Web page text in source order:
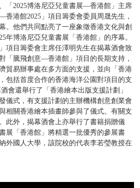
「2025博洛尼亞兒童書展—香港館」主席
港館2025」項目籌委會委員周晟先生，
。他們共同點亮了一座象徵香港文化與創
年博洛尼亞兒童書展「香港館」的序幕。
項目籌委會主席任澤明先生在揭幕酒會致
「騰飛創意—香港館」項目的長期支持，
貿易辦事處在多方面的支援，並向「香港
包括首度合作的香港海洋公園對項目的支
會還舉行了「香港繪本出版支援計劃」
儀式，有支援計劃的主辦機構創意創業會
相關香港繪本插畫師參與了儀式。有關支
此外，揭幕酒會上亦舉行了書籍捐贈儀
展「香港館」將精選一批優秀的參展書
外國人大學，該院校的代表李若瑩教授在